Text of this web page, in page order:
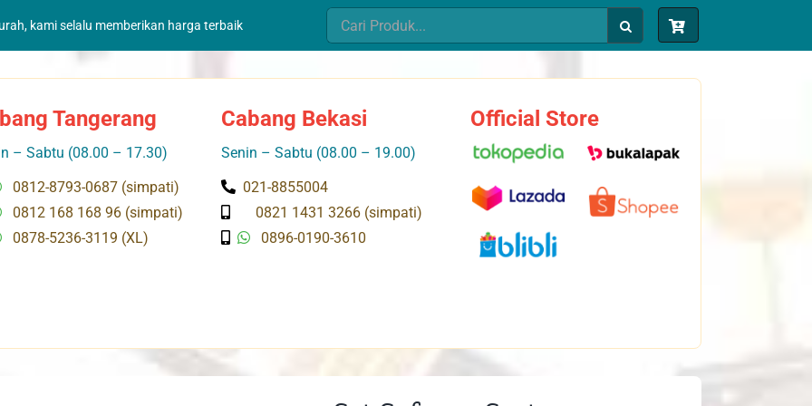
kami selalu memberikan harga terbaik
Search
for:
Tangerang
– Sabtu (08.00 – 17.30)
0812-8793-0687 (simpati)
0812 168 168 96 (simpati)
0878-5236-3119 (XL)
Cabang Bekasi
Senin – Sabtu (08.00 – 19.00)
021-8855004
0821 1431 3266 (simpati)
0896-0190-3610
Official Store